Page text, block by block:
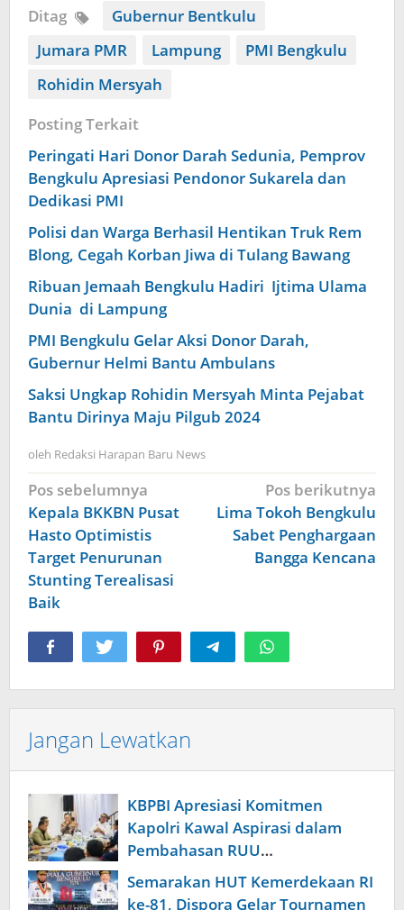
Ditag
Gubernur Bentkulu
Jumara PMR
Lampung
PMI Bengkulu
Rohidin Mersyah
Posting Terkait
Peringati Hari Donor Darah Sedunia, Pemprov
Bengkulu Apresiasi Pendonor Sukarela dan
Dedikasi PMI
Polisi dan Warga Berhasil Hentikan Truk Rem
Blong, Cegah Korban Jiwa di Tulang Bawang
Ribuan Jemaah Bengkulu Hadiri Ijtima Ulama
Dunia di Lampung
PMI Bengkulu Gelar Aksi Donor Darah,
Gubernur Helmi Bantu Ambulans
Saksi Ungkap Rohidin Mersyah Minta Pejabat
Bantu Dirinya Maju Pilgub 2024
oleh Redaksi Harapan Baru News
Navigasi
pos
Pos sebelumnya
Kepala BKKBN Pusat
Hasto Optimistis
Target Penurunan
Stunting Terealisasi
Baik
Pos berikutnya
Lima Tokoh Bengkulu
Sabet Penghargaan
Bangga Kencana
Jangan Lewatkan
KBPBI Apresiasi Komitmen
Kapolri Kawal Aspirasi dalam
Pembahasan RUU
Ketenagakerjaan
Semarakan HUT Kemerdekaan RI
ke-81, Dispora Gelar Tournamen